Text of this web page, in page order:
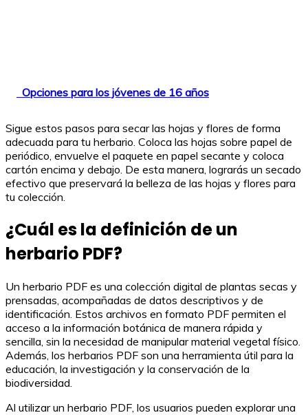
Opciones para los jóvenes de 16 años
Sigue estos pasos para secar las hojas y flores de forma
adecuada para tu herbario. Coloca las hojas sobre papel de
periódico, envuelve el paquete en papel secante y coloca
cartón encima y debajo. De esta manera, lograrás un secado
efectivo que preservará la belleza de las hojas y flores para
tu colección.
¿Cuál es la definición de un
herbario PDF?
Un herbario PDF es una colección digital de plantas secas y
prensadas, acompañadas de datos descriptivos y de
identificación. Estos archivos en formato PDF permiten el
acceso a la información botánica de manera rápida y
sencilla, sin la necesidad de manipular material vegetal físico.
Además, los herbarios PDF son una herramienta útil para la
educación, la investigación y la conservación de la
biodiversidad.
Al utilizar un herbario PDF, los usuarios pueden explorar una